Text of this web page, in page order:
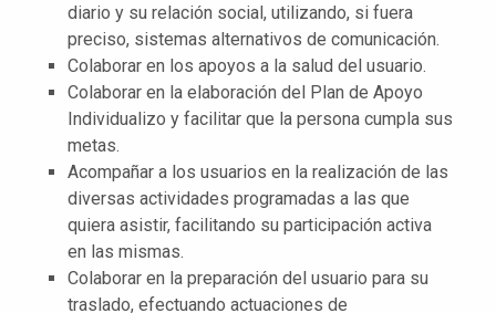
diario y su relación social, utilizando, si fuera
preciso, sistemas alternativos de comunicación.
Colaborar en los apoyos a la salud del usuario.
Colaborar en la elaboración del Plan de Apoyo
Individualizo y facilitar que la persona cumpla sus
metas.
Acompañar a los usuarios en la realización de las
diversas actividades programadas a las que
quiera asistir, facilitando su participación activa
en las mismas.
Colaborar en la preparación del usuario para su
traslado, efectuando actuaciones de